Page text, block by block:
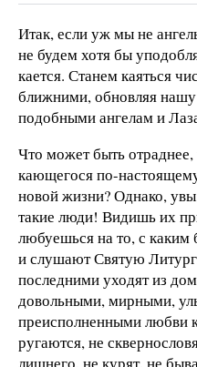
Итак, если уж мы не
не будем хотя бы
кается. Станем каяться
ближними, обновляя
подобными ангелам и
Что может быть
кающегося по-
новой жизни? Однако,
такие люди! Видишь их
любуешься на то, с каким
и слушают Святую
последними уходят из
довольными, мирными,
преисполненными любви
ругаются, не
лишнего, не курят, не